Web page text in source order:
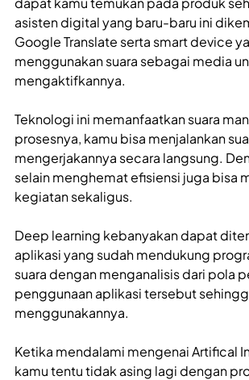
asisten digital yang baru-baru ini
Google Translate serta smart device
menggunakan suara sebagai media
mengaktifkannya.
Teknologi ini memanfaatkan suara
prosesnya, kamu bisa menjalankan
mengerjakannya secara langsung.
selain menghemat efisiensi juga bisa
kegiatan sekaligus.
Deep learning kebanyakan dapat
aplikasi yang sudah mendukung
suara dengan menganalisis dari pola
penggunaan aplikasi tersebut
menggunakannya.
Ketika mendalami mengenai Artifical
kamu tentu tidak asing lagi dengan